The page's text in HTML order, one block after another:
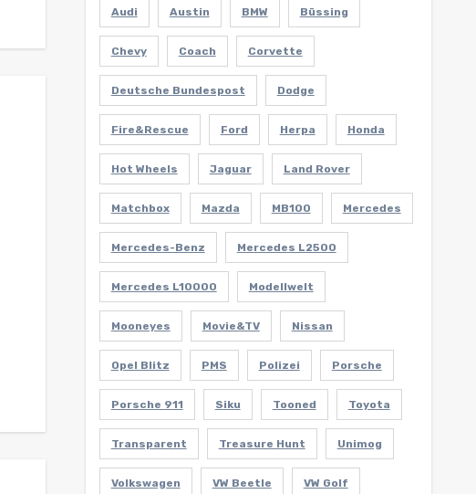
Audi Austin BMW Büssing
Chevy Coach Corvette
Deutsche Bundespost Dodge
Fire&Rescue Ford Herpa Honda
Hot Wheels Jaguar Land Rover
Matchbox Mazda MB100 Mercedes
Mercedes-Benz Mercedes L2500
Mercedes L10000 Modellwelt
Mooneyes Movie&TV Nissan
Opel Blitz PMS Polizei Porsche
Porsche 911 Siku Tooned Toyota
Transparent Treasure Hunt Unimog
Volkswagen VW Beetle VW Golf